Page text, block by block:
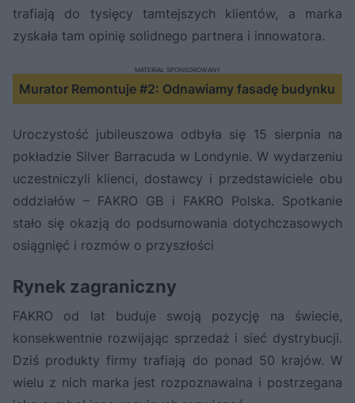
trafiają do tysięcy tamtejszych klientów, a marka
zyskała tam opinię solidnego partnera i innowatora.
Murator Remontuje #2: Odnawiamy fasadę budynku
MATERIAŁ SPONSOROWANY
Uroczystość jubileuszowa odbyła się 15 sierpnia na
pokładzie Silver Barracuda w Londynie. W wydarzeniu
uczestniczyli klienci, dostawcy i przedstawiciele obu
oddziałów – FAKRO GB i FAKRO Polska. Spotkanie
stało się okazją do podsumowania dotychczasowych
osiągnięć i rozmów o przyszłości
Rynek zagraniczny
FAKRO od lat buduje swoją pozycję na świecie,
konsekwentnie rozwijając sprzedaż i sieć dystrybucji.
Dziś produkty firmy trafiają do ponad 50 krajów. W
wielu z nich marka jest rozpoznawalna i postrzegana